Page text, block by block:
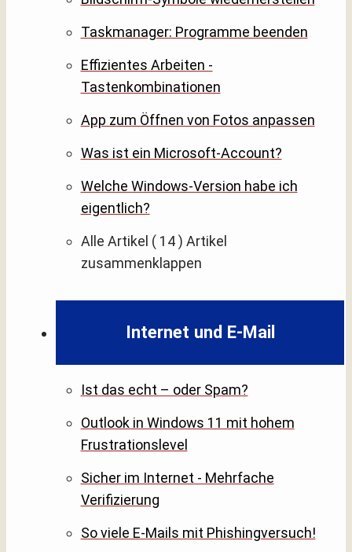
Taskmanager: Programme beenden
Effizientes Arbeiten -
Tastenkombinationen
App zum Öffnen von Fotos anpassen
Was ist ein Microsoft-Account?
Welche Windows-Version habe ich
eigentlich?
Alle Artikel ( 14 ) Artikel
zusammenklappen
Internet und E-Mail
Ist das echt – oder Spam?
Outlook in Windows 11 mit hohem
Frustrationslevel
Sicher im Internet - Mehrfache
Verifizierung
So viele E-Mails mit Phishingversuch!